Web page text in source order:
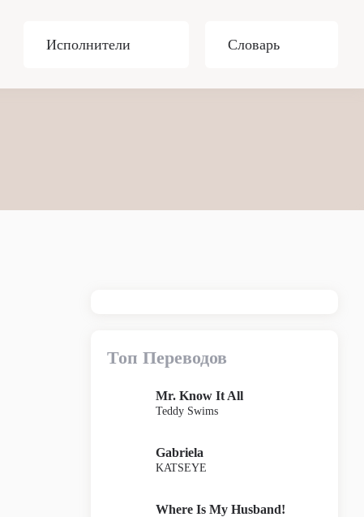
Исполнители Словарь
Топ Переводов
Mr. Know It All
Teddy Swims
Gabriela
KATSEYE
Where Is My Husband!